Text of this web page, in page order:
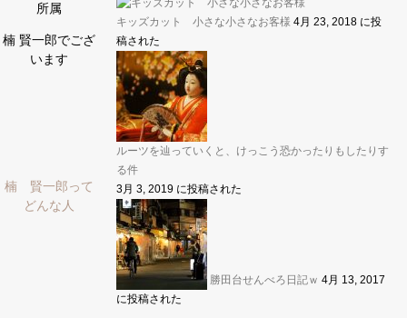
所属
楠 賢一郎でござ
います
楠 賢一郎って
どんな人
キッズカット 小さな小さなお客様 4月 23, 2018 に投
稿された
ルーツを辿っていくと、けっこう恐かったりもしたりす
る件
3月 3, 2019 に投稿された
勝田台せんべろ日記ｗ 4月 13, 2017
に投稿された